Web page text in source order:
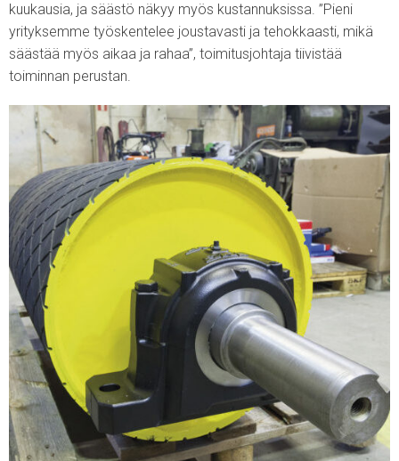
kuukausia, ja säästö näkyy myös kustannuksissa. ”Pieni
yrityksemme työskentelee joustavasti ja tehokkaasti, mikä
säästää myös aikaa ja rahaa”, toimitusjohtaja tiivistää
toiminnan perustan.